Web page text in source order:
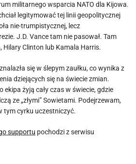
militarnego wsparcia NATO dla Kijowa.
legitymować tej linii geopolitycznej
nie-trumpistycznej, lecz
J.D. Vance tam nie pasował. Tam
Hilary Clinton lub Kamala Harris.
się w ślepym zaułku, co wynika z
dziejących się na świecie zmian.
ekipa żyją cały czas w świecie, gdzie
ze „złymi” Sowietami. Podejrzewam,
tym cyrku uczestniczyć.
supportu pochodzi z serwisu